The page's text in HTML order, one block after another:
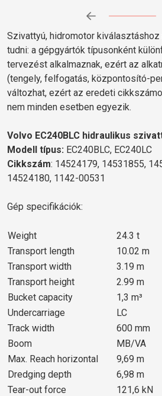
Szivattyú, hidromotor
tudni: a gépgyártók típusonként
tervezést alkalmaznak, ezért az
(tengely, felfogatás, központosító-
változhat, ezért az eredeti
nem minden esetben egyezik.
Volvo EC240BLC hidraulikus
Modell típus: EC240BLC, EC240LC
Cikkszám: 14524179, 14531855,
14524180, 1142-00531
Gép specifikációk:
Weight
24.3 t
Transport length
10.02 m
Transport width
3.19 m
Transport height
2.99 m
Bucket capacity
1,3 m³
Undercarriage
LC
Track width
600 mm
Boom
MB/VA
Max. Reach horizontal
9,69 m
Dredging depth
6,98 m
Tear-out force
121,6 kN